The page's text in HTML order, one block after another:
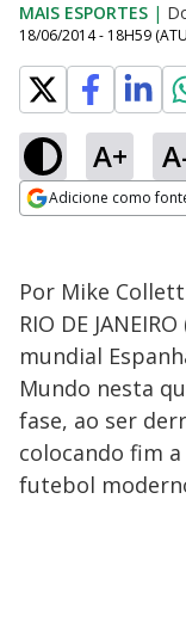
MAIS ESPORTES |
18/06/2014 - 18H59
A+
Adicione como
Por Mike Collett
RIO DE
mundial
Mundo nesta
fase, ao ser
colocando fim
futebol